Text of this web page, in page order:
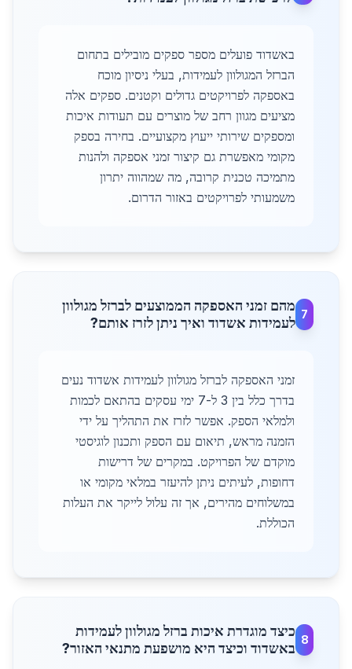
באשדוד פועלים מספר ספקים מובילים בתחום
הברזל המגולוון לעמידות, בעלי ניסיון מוכח
באספקה לפרויקטים גדולים וקטנים. ספקים אלה
מציעים מגוון רחב של מוצרים עם תעודות איכות
ומספקים שירותי ייעוץ מקצועיים. בחירה בספק
מקומי מאפשרת גם קיצור זמני אספקה ולהנות
מתמיכה טכנית קרובה, מה שמהווה יתרון
משמעותי לפרויקטים באזור הדרום.
7
מהם זמני האספקה הממוצעים לברזל מגולוון
לעמידות אשדוד ואיך ניתן לזרז אותם?
זמני האספקה לברזל מגולוון לעמידות אשדוד נעים
בדרך כלל בין 3 ל-7 ימי עסקים בהתאם לכמות
ולמלאי הספק. אפשר לזרז את התהליך על ידי
הזמנה מראש, תיאום עם הספק ותכנון לוגיסטי
מוקדם של הפרויקט. במקרים של דרישות
דחופות, לעיתים ניתן להיעזר במלאי מקומי או
במשלוחים מהירים, אך זה עלול לייקר את העלות
הכוללת.
8
כיצד מוגדרת איכות ברזל מגולוון לעמידות
באשדוד וכיצד היא מושפעת מתנאי האזור?